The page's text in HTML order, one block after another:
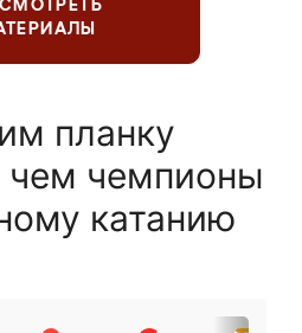
планку
чем чемпионы
катанию